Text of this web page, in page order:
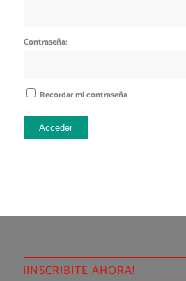
Contraseña:
Recordar mi contraseña
Acceder
¡INSCRIBITE AHORA!